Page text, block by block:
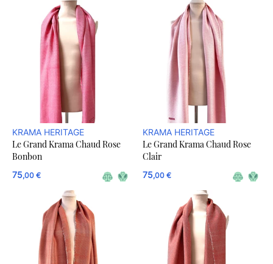
KRAMA HERITAGE
Le Grand Krama Chaud Rose
Bonbon
75,00 €
KRAMA HERITAGE
Le Grand Krama Chaud Rose
Clair
75,00 €